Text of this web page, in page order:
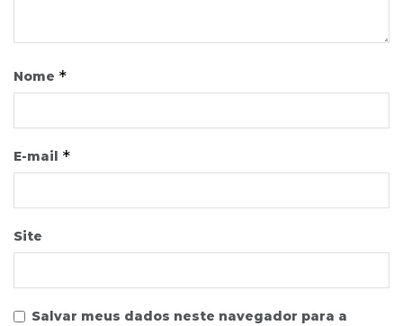
Nome *
E-mail *
Site
Salvar meus dados neste navegador para a